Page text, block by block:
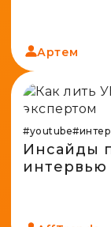
Артем
#youtube
Инсайды
интервью